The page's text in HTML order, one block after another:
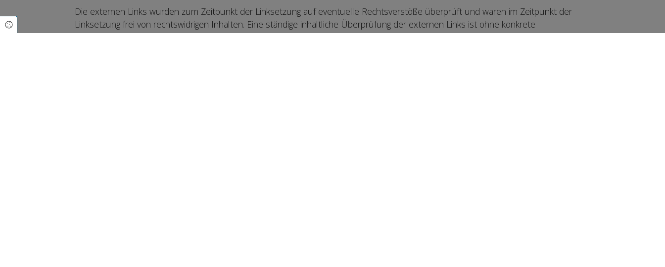
Die externen Links wurden zum Zeitpunkt der Linksetzung auf eventuelle Rechtsverstöße überprüft und waren im Zeitpunkt der
Linksetzung frei von rechtswidrigen Inhalten. Eine ständige inhaltliche Überprüfung der externen Links ist ohne konkrete
Anhaltspunkte einer Rechtsverletzung nicht möglich. Bei direkten oder indirekten Verlinkungen auf die Webseiten Dritter, die